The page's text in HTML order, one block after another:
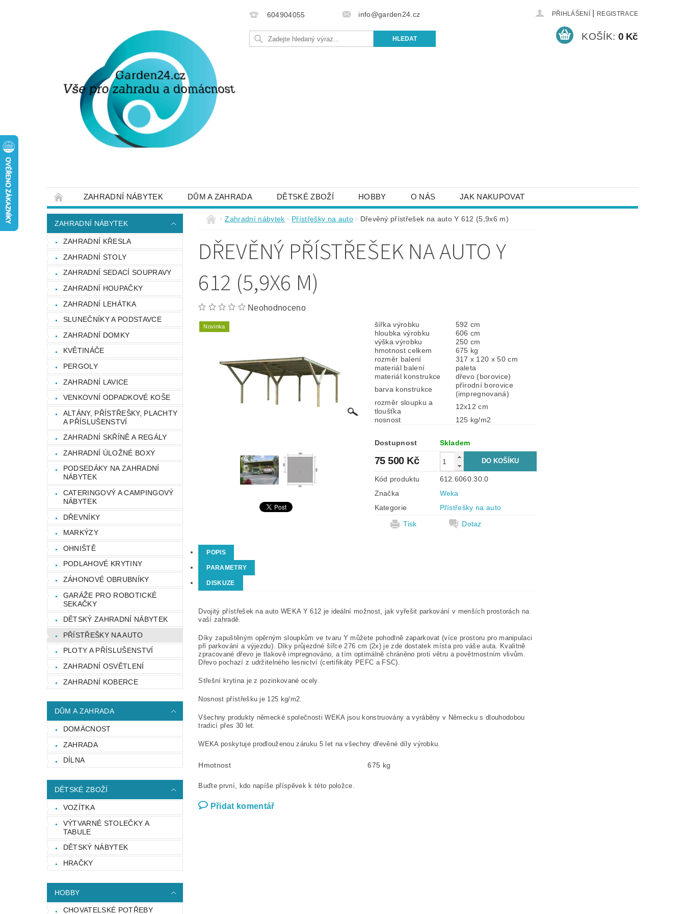
604904055 info@garden24.cz PŘIHLÁŠENÍ REGISTRACE
KOŠÍK: 0 Kč
ZAHRADNÍ NÁBYTEK DŮM A ZAHRADA DĚTSKÉ ZBOŽÍ HOBBY O NÁS JAK NAKUPOVAT
STRUČNĚ O DOPRAVĚ A PLATBĚ NAPIŠTE NÁM OBCHODNÍ PODMÍNKY KONTAKTY NEJČASTĚJŠÍ DOTAZY
OCHRANA OSOBNÍCH ÚDAJŮ
ZAHRADNÍ NÁBYTEK
ZAHRADNÍ KŘESLA
ZAHRADNÍ STOLY
ZAHRADNÍ SEDACÍ SOUPRAVY
ZAHRADNÍ HOUPAČKY
ZAHRADNÍ LEHÁTKA
SLUNEČNÍKY A PODSTAVCE
ZAHRADNÍ DOMKY
KVĚTINÁČE
PERGOLY
ZAHRADNÍ LAVICE
VENKOVNÍ ODPADKOVÉ KOŠE
ALTÁNY, PŘÍSTŘEŠKY, PLACHTY
A PŘÍSLUŠENSTVÍ
ZAHRADNÍ SKŘÍNĚ A REGÁLY
ZAHRADNÍ ÚLOŽNÉ BOXY
PODSEDÁKY NA ZAHRADNÍ
NÁBYTEK
CATERINGOVÝ A CAMPINGOVÝ
NÁBYTEK
DŘEVNÍKY
MARKÝZY
OHNIŠTĚ
PODLAHOVÉ KRYTINY
ZÁHONOVÉ OBRUBNÍKY
GARÁŽE PRO ROBOTICKÉ
SEKAČKY
DĚTSKÝ ZAHRADNÍ NÁBYTEK
PŘÍSTŘEŠKY NA AUTO
PLOTY A PŘÍSLUŠENSTVÍ
ZAHRADNÍ OSVĚTLENÍ
ZAHRADNÍ KOBERCE
DŮM A ZAHRADA
DOMÁCNOST
ZAHRADA
DÍLNA
DĚTSKÉ ZBOŽÍ
VOZÍTKA
VÝTVARNÉ STOLEČKY A
TABULE
DĚTSKÝ NÁBYTEK
HRAČKY
HOBBY
CHOVATELSKÉ POTŘEBY
Zahradní nábytek Přístřešky na auto Dřevěný přístřešek na auto Y 612 (5,9x6 m)
DŘEVĚNÝ PŘÍSTŘEŠEK NA AUTO Y
612 (5,9X6 M)
Neohodnoceno
Novinka šířka výrobku
592 cm
hloubka výrobku
606 cm
výška výrobku
250 cm
hmotnost celkem
675 kg
rozměr balení
317 x 120 x 50 cm
materiál balení
paleta
materiál konstrukce
dřevo (borovice)
barva konstrukce
přírodní borovice
(impregnovaná)
rozměr sloupku a
tloušťka
12x12 cm
nosnost
125 kg/m2
Dostupnost Skladem
75 500 Kč
Kód produktu
612.6060.30.0
Značka
Weka
Kategorie
Přístřešky na auto
Tisk
Dotaz
POPIS
PARAMETRY
DISKUZE
Dvojitý přístřešek na auto WEKA Y 612 je ideální možnost, jak vyřešit parkování v menších prostorách na
vaší zahradě.
Díky zapuštěným opěrným sloupkům ve tvaru Y můžete pohodlně zaparkovat (více prostoru pro manipulaci
při parkování a výjezdu). Díky průjezdné šířce 276 cm (2x) je zde dostatek místa pro váše auta. Kvalitně
zpracované dřevo je tlakově impregnováno, a tím optimálně chráněno proti větru a povětrnostním vlivům.
Dřevo pochazí z udržitelného lesnictví (certifikáty PEFC a FSC).
Střešní krytina je z pozinkované ocely.
Nosnost přístřešku je 125 kg/m2.
Všechny produkty německé společnosti WEKA jsou konstruovány a vyráběny v Německu s dlouhodobou
tradicí přes 30 let.
WEKA poskytuje prodlouženou záruku 5 let na všechny dřevěné díly výrobku.
Hmotnost 675 kg
Buďte první, kdo napíše příspěvek k této položce.
Přidat komentář